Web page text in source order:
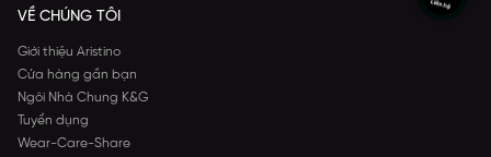
VỀ CHÚNG TÔI
Giới thiệu Aristino
Cửa hàng gần bạn
Ngôi Nhà Chung K&G
Tuyển dụng
Wear-Care-Share